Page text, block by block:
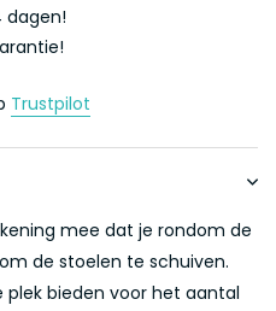
dagen!
Trustpilot
mee dat je rondom de
de stoelen te schuiven.
bieden voor het aantal